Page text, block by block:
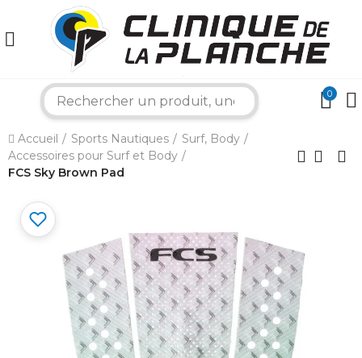
0
Accueil Sports Nautiques
Surf, Body
Accessoires pour Surf et Body
FCS Sky Brown Pad
×
Bonjour ! Je suis votre expert nautique.
Comment puis-je vous aider aujourd'hui ?